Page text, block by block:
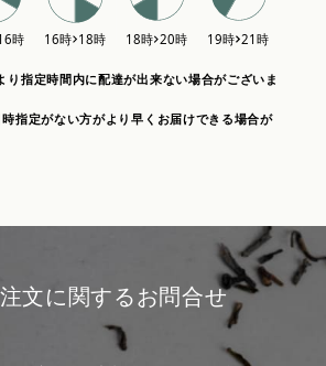
指定時間内に配達が出来ない場合がございま
指定がない方がより早くお届けできる場合が
文に関するお問合せ